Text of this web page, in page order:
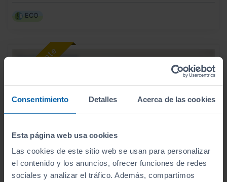
Consentimiento Detalles Acerca de las cookies
Esta página web usa cookies
Las cookies de este sitio web se usan para personalizar
el contenido y los anuncios, ofrecer funciones de redes
sociales y analizar el tráfico. Además, compartimos
ECO